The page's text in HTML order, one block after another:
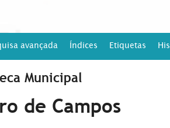
avançada Índices Etiquetas
Municipal
de Campos